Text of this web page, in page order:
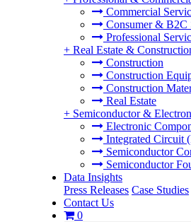
Commercial
Consumer & B2C
Professional
+ Real Estate &
Construction
Construction
Construction
Real Estate
+ Semiconductor &
Electronic
Integrated Circuit
Semiconductor
Semiconductor
Data Insights
Press Releases Case Studies
Contact Us
0